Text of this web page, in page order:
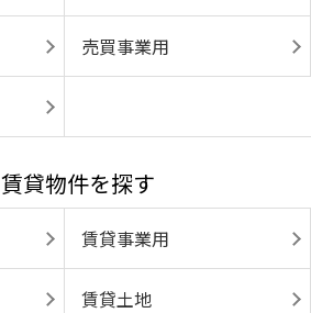
売買事業用
賃貸物件を探す
賃貸事業用
賃貸土地